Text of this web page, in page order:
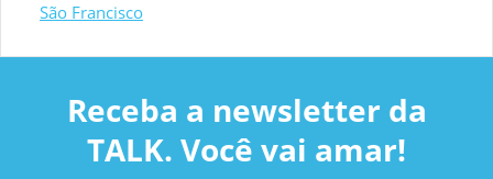
São Francisco
Receba a newsletter da
TALK. Você vai amar!